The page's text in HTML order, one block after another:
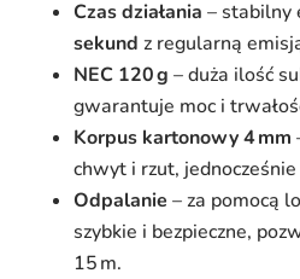
Czas działania – stabilny
sekund z regularną
NEC 120 g – duża ilość
gwarantuje moc i
Korpus kartonowy 4 mm
chwyt i rzut,
Odpalanie – za pomocą
szybkie i bezpieczne,
15 m.